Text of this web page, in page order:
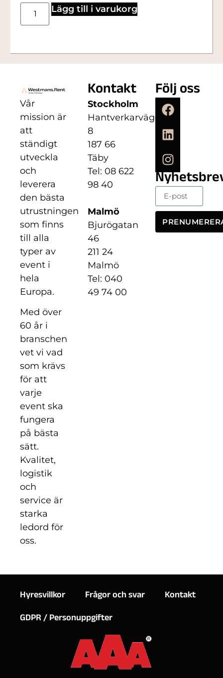
Lägg till i varukorg
Vår
mission är
att
ständigt
utveckla
och
leverera
den bästa
utrustningen
som finns
till alla
typer av
event i
hela
Europa.
Med över
60 år i
branschen
vet vi vad
som krävs
för att
varje
event ska
fungera
på bästa
sätt.
Kvalitet,
logistik
och
service är
starka
ledord för
oss.
Kontakt
Stockholm
Hantverkarvägen
8
187 66
Täby
Tel: 08 622
98 40
Malmö
Bjurögatan
46
211 24
Malmö
Tel: 040
49 74 00
Följ oss
Hyresvillkor Frågor och svar
Kontakt
GDPR / Personuppgifter